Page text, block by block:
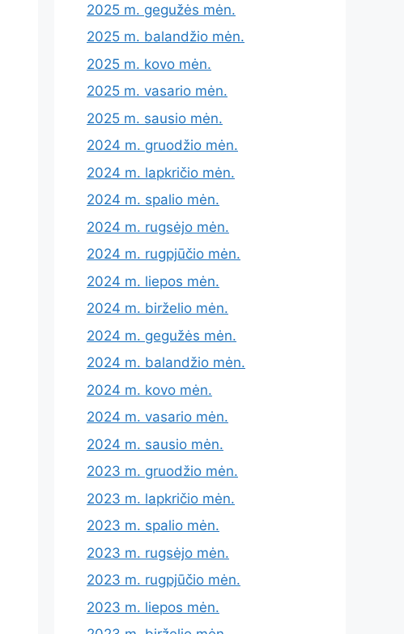
2025 m. gegužės mėn.
2025 m. balandžio mėn.
2025 m. kovo mėn.
2025 m. vasario mėn.
2025 m. sausio mėn.
2024 m. gruodžio mėn.
2024 m. lapkričio mėn.
2024 m. spalio mėn.
2024 m. rugsėjo mėn.
2024 m. rugpjūčio mėn.
2024 m. liepos mėn.
2024 m. birželio mėn.
2024 m. gegužės mėn.
2024 m. balandžio mėn.
2024 m. kovo mėn.
2024 m. vasario mėn.
2024 m. sausio mėn.
2023 m. gruodžio mėn.
2023 m. lapkričio mėn.
2023 m. spalio mėn.
2023 m. rugsėjo mėn.
2023 m. rugpjūčio mėn.
2023 m. liepos mėn.